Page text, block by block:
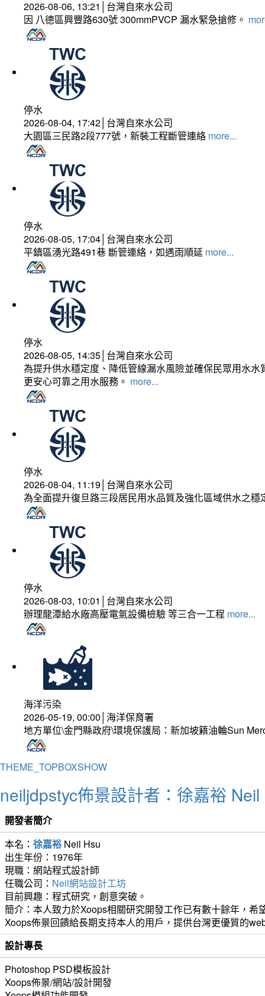
2026-08-06, 13:21│台灣自來水公司
因 八德區興豐路630號 300mmPVCP 漏水緊急搶修。
停水
2026-08-04, 17:42│台灣自來水公司
大園區三民路2段777號，新裝工程斷管連絡 more...
停水
2026-08-05, 17:04│台灣自來水公司
平鎮區湧光路491巷 斷管連絡，如遇雨順延 more...
停水
2026-08-05, 14:35│台灣自來水公司
為提升供水穩定度、降低管線漏水風險並確保民眾用水
更安心可靠之用水服務。 more...
停水
2026-08-04, 11:19│台灣自來水公司
為全面提升復旦路三段居民用水品質及強化區域供水之
停水
2026-08-03, 10:01│台灣自來水公司
辦理龍潭給水廠高壓電氣設備檢驗 等三合一工程 more...
海洋污染
2026-05-19, 00:00│海洋保育署
地方單位\金門縣政府\環境保護局：新加坡籍油輪Sun
THEME_TOPBOXSHOW
neiljdpstyc佈景設計者：徐嘉裕
開發者簡介
本名： 徐嘉裕 Neil Hsu
出生年份：1976年
現職：網站程式設計師
任職公司： Neil網站設計工坊
目前興趣：程式研究，創意突破。
簡介：本人致力於Xoops相關研究開發工作已有數十餘年，
Xoops佈景回饋給長期支持本人的用戶，提供台灣更優質的
設計專長
Photoshop PSD模板設計
Xoops佈景/網站/設計開發